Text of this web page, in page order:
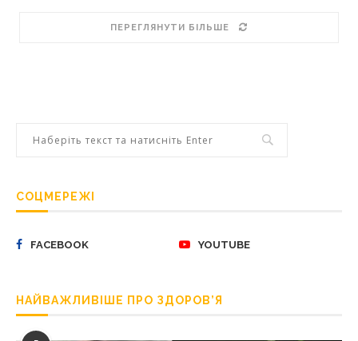
ПЕРЕГЛЯНУТИ БІЛЬШЕ
СОЦМЕРЕЖІ
FACEBOOK YOUTUBE
НАЙВАЖЛИВІШЕ ПРО ЗДОРОВ’Я